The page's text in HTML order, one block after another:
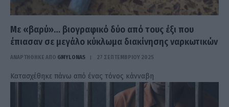
Με «βαρύ»… βιογραφικό δύο από τους έξι που
έπιασαν σε μεγάλο κύκλωμα διακίνησης ναρκωτικών
ΑΝΑΡΤΗΘΗΚΕ ΑΠΟ GMYLONAS 27 ΣΕΠΤΕΜΒΡΊΟΥ 2025
Κατασχέθηκε πάνω από ένας τόνος κάνναβη